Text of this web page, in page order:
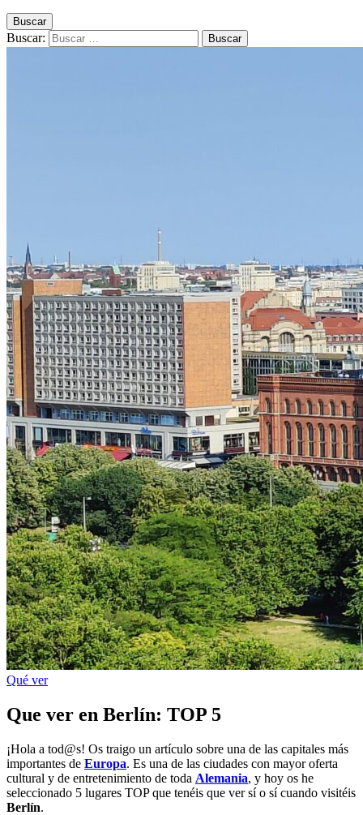
Buscar
Buscar:
Qué ver
Que ver en Berlín: TOP 5
¡Hola a tod@s! Os traigo un artículo sobre una de las capitales más
importantes de Europa. Es una de las ciudades con mayor oferta
cultural y de entretenimiento de toda Alemania, y hoy os he
seleccionado 5 lugares TOP que tenéis que ver sí o sí cuando visitéis
Berlín.